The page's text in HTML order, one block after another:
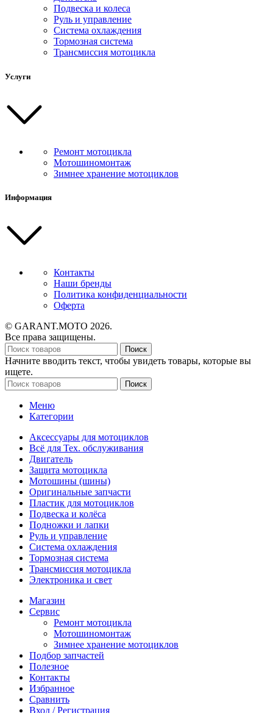
Подвеска и колеса
Руль и управление
Система охлаждения
Тормозная система
Трансмиссия мотоцикла
Услуги
Ремонт мотоцикла
Мотошиномонтаж
Зимнее хранение мотоциклов
Информация
Контакты
Наши бренды
Политика конфиденциальности
Оферта
© GARANT.MOTO 2026.
Все права защищены.
Поиск
Начните вводить текст, чтобы увидеть товары, которые вы
ищете.
Поиск
Меню
Категории
Аксессуары для мотоциклов
Всё для Тех. обслуживания
Двигатель
Защита мотоцикла
Мотошины (шины)
Оригинальные запчасти
Пластик для мотоциклов
Подвеска и колёса
Подножки и лапки
Руль и управление
Система охлаждения
Тормозная система
Трансмиссия мотоцикла
Электроника и свет
Магазин
Сервис
Ремонт мотоцикла
Мотошиномонтаж
Зимнее хранение мотоциклов
Подбор запчастей
Полезное
Контакты
Избранное
Сравнить
Вход / Регистрация